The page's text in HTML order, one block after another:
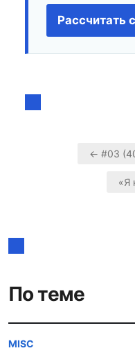
Рассчитать
Навигация
← #03
«Я
По теме
MISC